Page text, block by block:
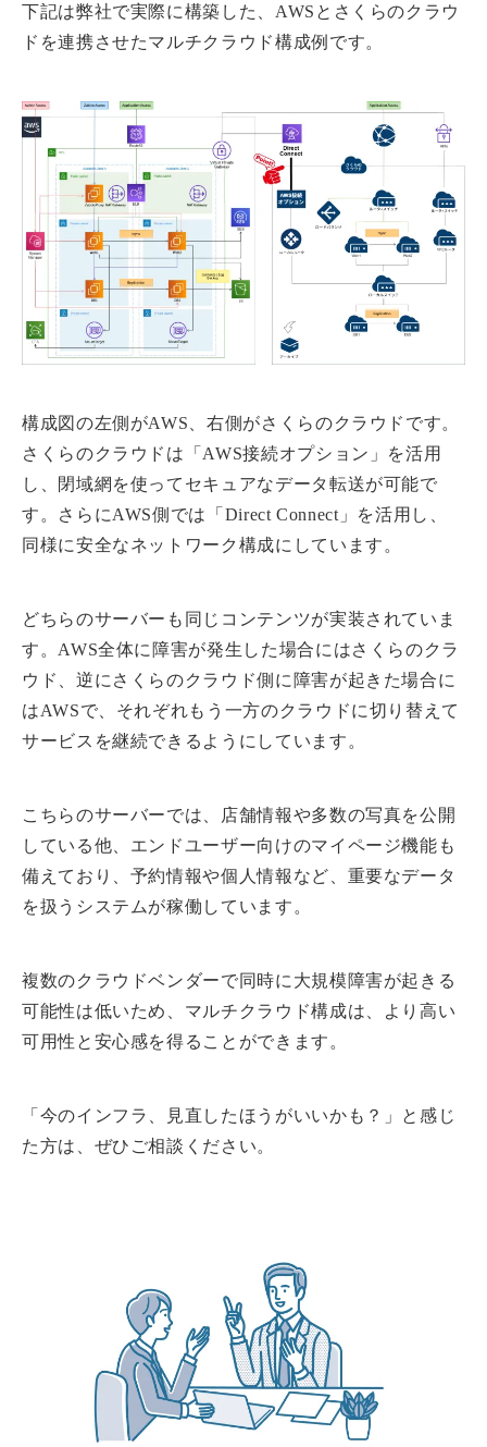
下記は弊社で実際に構築した、AWSとさくらのクラウ
ドを連携させたマルチクラウド構成例です。
構成図の左側がAWS、右側がさくらのクラウドです。
さくらのクラウドは「AWS接続オプション」を活用
し、閉域網を使ってセキュアなデータ転送が可能で
す。さらにAWS側では「Direct Connect」を活用し、
同様に安全なネットワーク構成にしています。
どちらのサーバーも同じコンテンツが実装されていま
す。AWS全体に障害が発生した場合にはさくらのクラ
ウド、逆にさくらのクラウド側に障害が起きた場合に
はAWSで、それぞれもう一方のクラウドに切り替えて
サービスを継続できるようにしています。
こちらのサーバーでは、店舗情報や多数の写真を公開
している他、エンドユーザー向けのマイページ機能も
備えており、予約情報や個人情報など、重要なデータ
を扱うシステムが稼働しています。
複数のクラウドベンダーで同時に大規模障害が起きる
可能性は低いため、マルチクラウド構成は、より高い
可用性と安心感を得ることができます。
「今のインフラ、見直したほうがいいかも？」と感じ
た方は、ぜひご相談ください。